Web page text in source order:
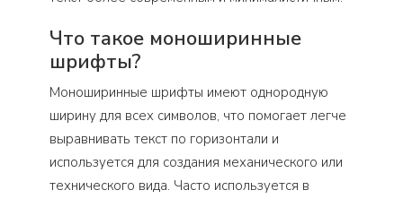
Что такое моноширинные
шрифты?
Моноширинные шрифты имеют однородную
ширину для всех символов, что помогает легче
выравнивать текст по горизонтали и
используется для создания механического или
технического вида. Часто используется в